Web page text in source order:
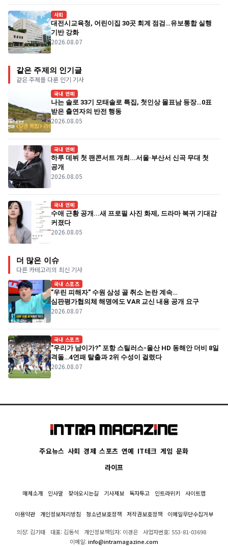
사회
대전시교육청, 어린이집 30곳 회계 점검…유보통합 실행
기반 강화
2026.08.07
같은 주제의 인기글
같은 주제를 다룬 인기 기사
국내 연예
나는 솔로 33기 모태솔로 특집, 첫인상 몰표남 등장…0표
받은 출연자의 반전 행동
2026.08.05
국내 연예
하루 데뷔 첫 팬콘서트 개최...서울·부산서 신곡 무대 첫
공개
2026.08.05
국내 연예
수애 근황 공개...새 프로필 사진 화제, 드라마 복귀 기대감
커졌다
2026.08.05
더 많은 이슈
다른 카테고리의 최신 기사
국내 스포츠
"우린 피해자" 수원 삼성 골 취소 논란 계속…
심판평가협의체 해명에도 VAR 교신 내용 공개 요구
2026.08.07
국내 스포츠
"우리가 남이가?" 포항 스틸러스-울산 HD 동해안 더비 8일
격돌…4연패 탈출과 2위 수성이 걸렸다
2026.08.07
주요뉴스 사회 경제 스포츠 연예 IT테크 게임 문화
라이프
매체소개 인사말 찾아오시는길 기사제보 독자투고 인트라위키 사이트맵
이용약관 개인정보처리방침 청소년보호정책 저작권보호정책 이메일무단수집거부
의장: 김기태 대표: 김동석 개인정보책임자: 이경은
사업자번호: 553-81-03698
이메일:info@intramagazine.com